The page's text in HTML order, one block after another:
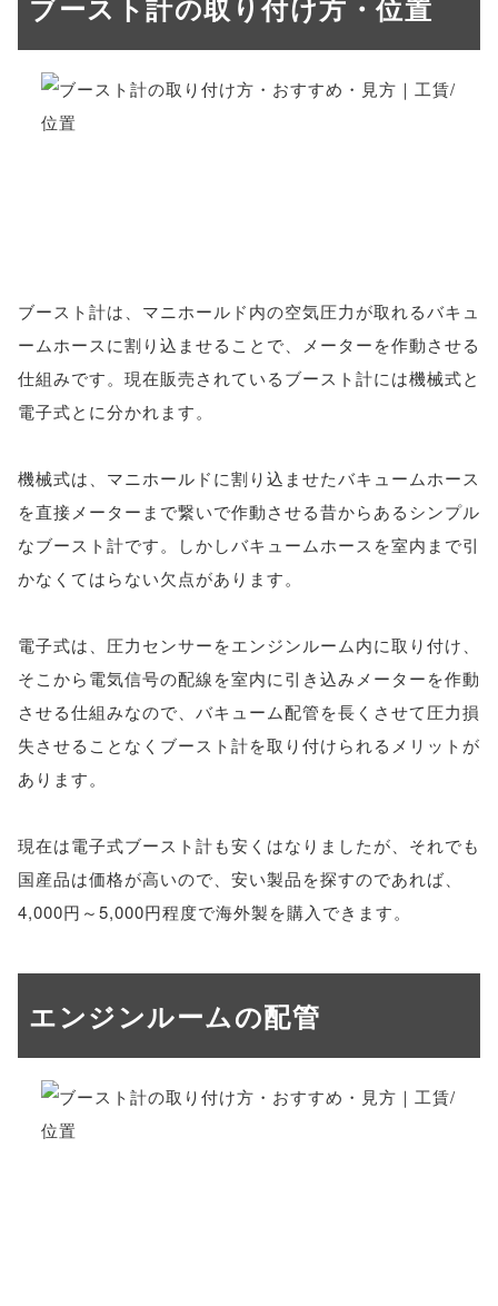
ブースト計の取り付け方・位置
ブースト計は、マニホールド内の空気圧力が取れるバキュ
ームホースに割り込ませることで、メーターを作動させる
仕組みです。現在販売されているブースト計には機械式と
電子式とに分かれます。
機械式は、マニホールドに割り込ませたバキュームホース
を直接メーターまで繋いで作動させる昔からあるシンプル
なブースト計です。しかしバキュームホースを室内まで引
かなくてはらない欠点があります。
電子式は、圧力センサーをエンジンルーム内に取り付け、
そこから電気信号の配線を室内に引き込みメーターを作動
させる仕組みなので、バキューム配管を長くさせて圧力損
失させることなくブースト計を取り付けられるメリットが
あります。
現在は電子式ブースト計も安くはなりましたが、それでも
国産品は価格が高いので、安い製品を探すのであれば、
4,000円～5,000円程度で海外製を購入できます。
エンジンルームの配管